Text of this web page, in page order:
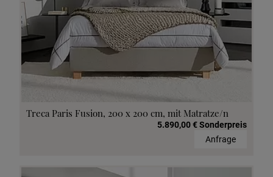
Treca Paris Fusion, 200 x 200 cm, mit Matratze/n
5.890,00 € Sonderpreis
Anfrage